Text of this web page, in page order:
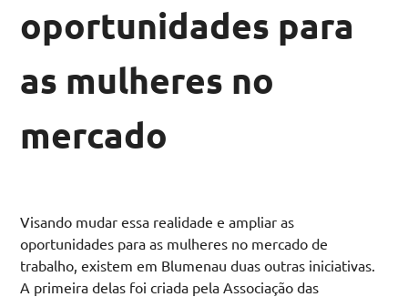
oportunidades para
as mulheres no
mercado
Visando mudar essa realidade e ampliar as
oportunidades para as mulheres no mercado de
trabalho, existem em Blumenau duas outras iniciativas.
A primeira delas foi criada pela Associação das